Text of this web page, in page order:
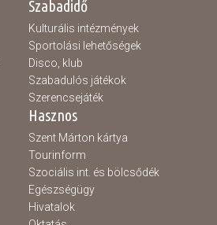
Szabadidő
Kulturális intézmények
Sportolási lehetőségek
Disco, klub
Szabadulós játékok
Szerencsejáték
Hasznos
Szent Márton kártya
Tourinform
Szociális int. és bölcsődék
Egészségügy
Hivatalok